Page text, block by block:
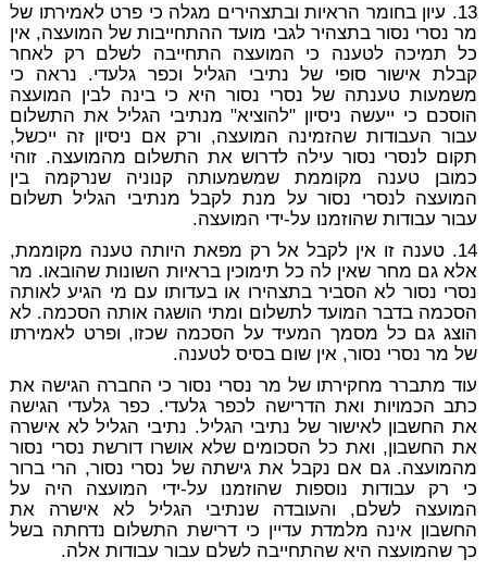
13. עיון בחומר הראיות ובתצהירים מגלה כי פרט לאמירתו של
מר נסרי נסור בתצהיר לגבי מועד ההתחייבות של המועצה, אין
כל תמיכה לטענה כי המועצה התחייבה לשלם רק לאחר
קבלת אישור סופי של נתיבי הגליל וכפר גלעדי. נראה כי
משמעות טענתה של נסרי נסור היא כי בינה לבין המועצה
הוסכם כי ייעשה ניסיון "להוציא" מנתיבי הגליל את התשלום
עבור העבודות שהזמינה המועצה, ורק אם ניסיון זה ייכשל,
תקום לנסרי נסור עילה לדרוש את התשלום מהמועצה. זוהי
כמובן טענה מקוממת שמשמעותה קנוניה שנרקמה בין
המועצה לנסרי נסור על מנת לקבל מנתיבי הגליל תשלום
עבור עבודות שהוזמנו על-ידי המועצה.
14. טענה זו אין לקבל אל רק מפאת היותה טענה מקוממת,
אלא גם מחר שאין לה כל תימוכין בראיות השונות שהובאו. מר
נסרי נסור לא הסביר בתצהירו או בעדותו עם מי הגיע לאותה
הסכמה בדבר המועד לתשלום ומתי הושגה אותה הסכמה. לא
הוצג גם כל מסמך המעיד על הסכמה שכזו, ופרט לאמירתו
של מר נסרי נסור, אין שום בסיס לטענה.
עוד מתברר מחקירתו של מר נסרי נסור כי החברה הגישה את
כתב הכמויות ואת הדרישה לכפר גלעדי. כפר גלעדי הגישה
את החשבון לאישור של נתיבי הגליל. נתיבי הגליל לא אישרה
את החשבון, ואת כל הסכומים שלא אושרו דורשת נסרי נסור
מהמועצה. גם אם נקבל את גישתה של נסרי נסור, הרי ברור
כי רק עבודות נוספות שהוזמנו על-ידי המועצה היה על
המועצה לשלם, והעובדה שנתיבי הגליל לא אישרה את
החשבון אינה מלמדת עדיין כי דרישת התשלום נדחתה בשל
כך שהמועצה היא שהתחייבה לשלם עבור עבודות אלה.